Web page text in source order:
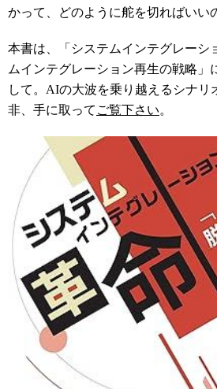
かって、どのように舵を切ればいい
本書は、「システムインテグレーシ
ムインテグレーション再生の戦略」
して。AIの大波を乗り越えるシナリ
非、手に取って ご覧下さい。